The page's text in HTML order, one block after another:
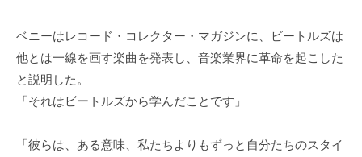
ベニーはレコード・コレクター・マガジンに、ビートルズは
他とは一線を画す楽曲を発表し、音楽業界に革命を起こした
と説明した。
「それはビートルズから学んだことです」
「彼らは、ある意味、私たちよりもずっと自分たちのスタイ